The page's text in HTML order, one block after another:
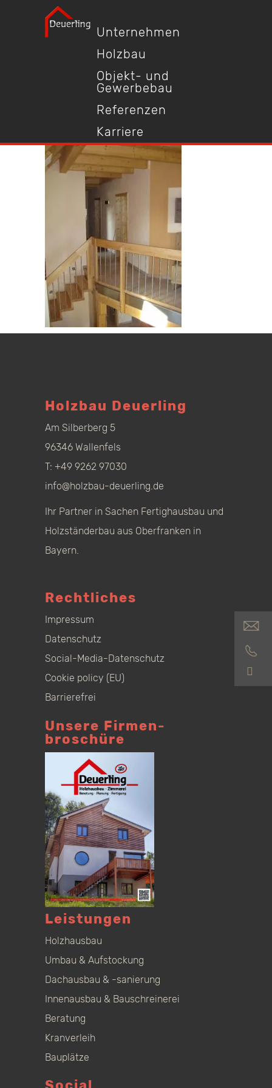
Unternehmen
Holzbau
Objekt- und
Gewerbebau
Referenzen
Karriere
Holzbau Deuerling
Am Silberberg 5
96346 Wallenfels
T: +49 9262 97030
info@holzbau-deuerling.de
Ihr Partner in Sachen Fertighausbau und
Holzständerbau aus Oberfranken in
Bayern.
Rechtliches
Impressum
Datenschutz
Social-Media-Datenschutz
Cookie policy (EU)
Barrierefrei
Unsere Firmen­
broschüre
Leistungen
Holzhausbau
Umbau & Aufstockung
Dachausbau & -sanierung
Innenausbau & Bauschreinerei
Beratung
Kranverleih
Bauplätze